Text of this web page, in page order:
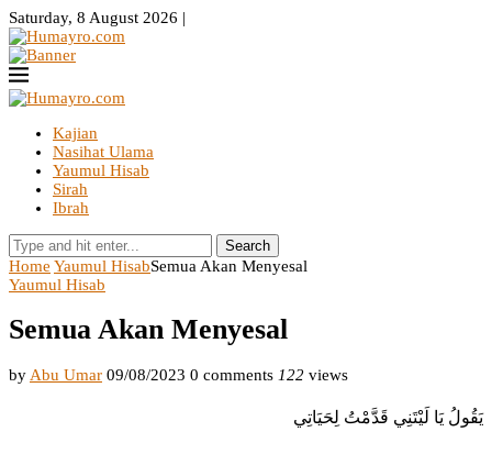
Saturday, 8 August 2026 |
Kajian
Nasihat Ulama
Yaumul Hisab
Sirah
Ibrah
Search
Home Yaumul HisabSemua Akan Menyesal
Yaumul Hisab
Semua Akan Menyesal
by Abu Umar 09/08/2023 0 comments 122 views
يَقُولُ يَا لَيْتَنِي قَدَّمْتُ لِحَيَاتِي